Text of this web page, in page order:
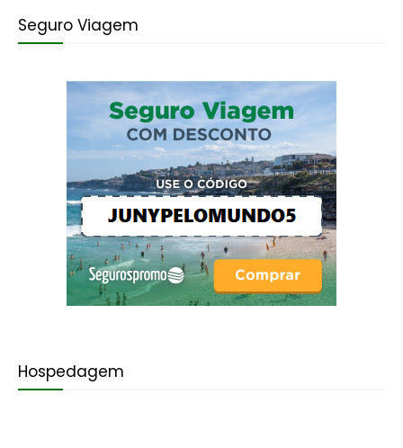
Seguro Viagem
Hospedagem